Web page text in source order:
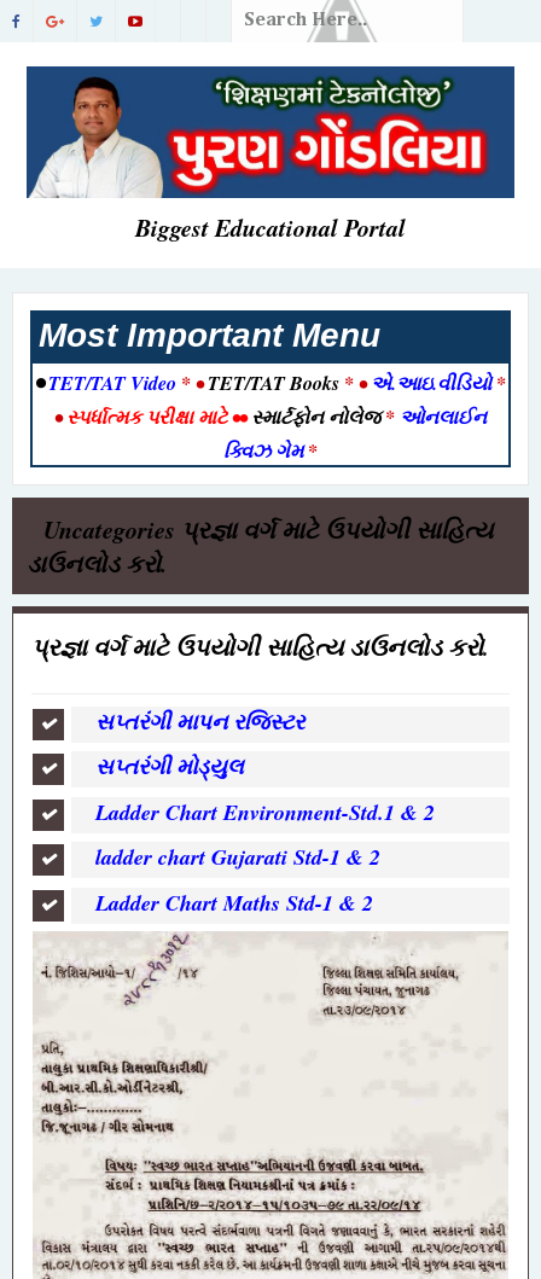
Biggest Educational Portal
Most Important Menu
•TET/TAT Video * •TET/TAT Books * •એ.આઇ.વીડિયો*
•સ્પર્ધાત્મક પરીક્ષા માટે••સ્માર્ટફોન નોલેજ* ઓનલાઈન
ક્વિઝ ગેમ*
Uncategories પ્રજ્ઞા વર્ગ માટે ઉપયોગી સાહિત્ય
ડાઉનલોડ કરો.
પ્રજ્ઞા વર્ગ માટે ઉપયોગી સાહિત્ય ડાઉનલોડ કરો.
સપ્તરંગી માપન રજિસ્ટર
સપ્તરંગી મોડ્યુલ
Ladder Chart Environment-Std.1 & 2
ladder chart Gujarati Std-1 & 2
Ladder Chart Maths Std-1 & 2